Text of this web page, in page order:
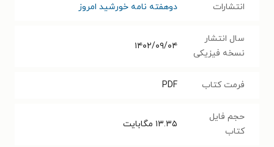
انتشارات دوهفته نامه خورشید امروز
سال انتشار
نسخه فیزیکی
۱۴۰۲/۰۹/۰۴
فرمت کتاب PDF
حجم فایل
کتاب
۱۳.۳۵ مگابایت